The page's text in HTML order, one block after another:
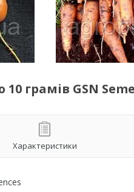
грамів GSN
Характеристики